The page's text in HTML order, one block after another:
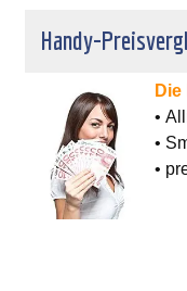
Handy-
•
•
•